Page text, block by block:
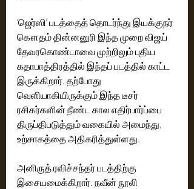
'ஜெர்ஸி' படத்தைத் தொடர்ந்து இயக்குநர்
கௌதம் தின்னனுரி இந்த முறை விஜய்
தேவரகொண்டாவை முற்றிலும் புதிய
கதாபாத்திரத்தில் இந்தப் படத்தில் காட்ட
இருக்கிறார். தற்போது
வெளியாகியிருக்கும் இந்த டீசர்
ரசிகர்களின் நீண்ட கால எதிர்பார்ப்பை
திருப்திபடுத்தும் வகையில் அமைந்து,
உற்சாகத்தை அதிகரித்துள்ளது.
அனிருத் ரவிச்சந்தர் படத்திற்கு
இசையமைக்கிறார். நவீன் நூலி